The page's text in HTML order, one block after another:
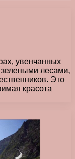
увенчанных
лесами,
Это
красота